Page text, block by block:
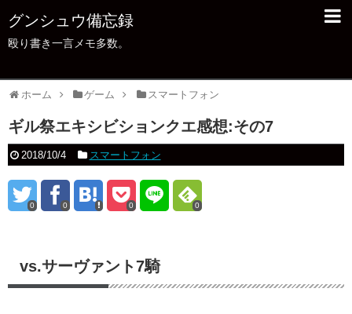
グンシュウ備忘録
殴り書き一言メモ多数。
ホーム ゲーム スマートフォン
ギル祭エキシビションクエ感想:その7
2018/10/4 スマートフォン
0 0 0 0
vs.サーヴァント7騎